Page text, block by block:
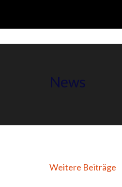
News
Weitere Beiträge